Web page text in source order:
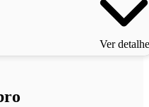
Ver